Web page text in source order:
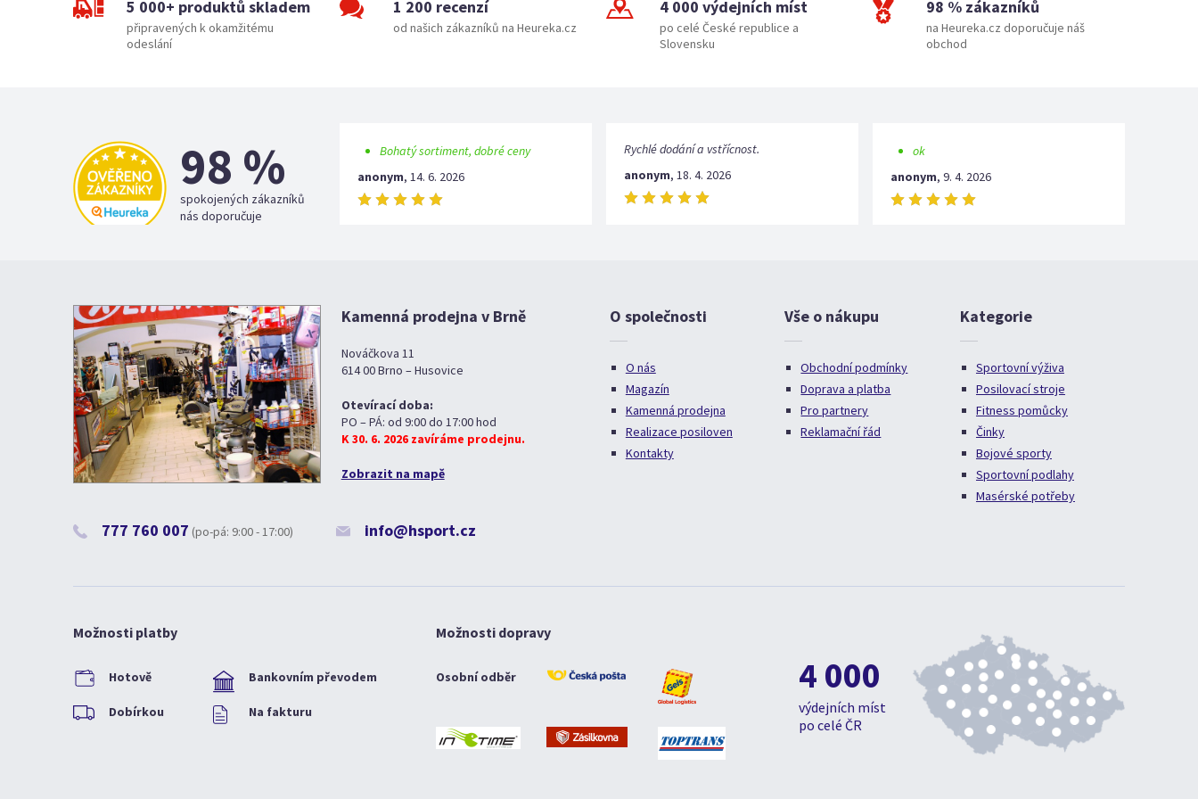
5 000+ produktů skladem
připravených k okamžitému
odeslání
1 200 recenzí
od našich zákazníků na Heureka.cz
4 000 výdejních míst
po celé České republice a
Slovensku
98 % zákazníků
na Heureka.cz doporučuje náš
obchod
98 %
spokojených zákazníků
nás doporučuje
Bohatý sortiment, dobré ceny
anonym, 14. 6. 2026
Rychlé dodání a vstřícnost.
anonym, 18. 4. 2026
ok
anonym, 9. 4. 2026
Kamenná prodejna v Brně
Nováčkova 11
614 00 Brno – Husovice
Otevírací doba:
PO – PÁ: od 9:00 do 17:00 hod
K 30. 6. 2026 zavíráme prodejnu.
Zobrazit na mapě
777 760 007 (po-pá: 9:00 - 17:00) info@hsport.cz
O společnosti
O nás
Magazín
Kamenná prodejna
Realizace posiloven
Kontakty
Vše o nákupu
Obchodní podmínky
Doprava a platba
Pro partnery
Reklamační řád
Kategorie
Sportovní výživa
Posilovací stroje
Fitness pomůcky
Činky
Bojové sporty
Sportovní podlahy
Masérské potřeby
Možnosti platby
Hotově Bankovním převodem
Dobírkou Na fakturu
Možnosti dopravy
Osobní odběr 4 000
výdejních míst
po celé ČR